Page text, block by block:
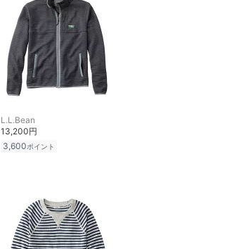
L.L.Bean
13,200円
3,600ポイント